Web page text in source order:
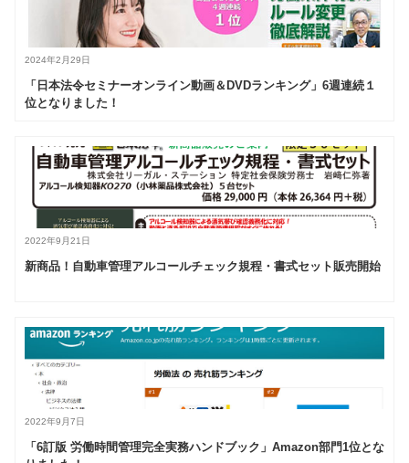
2024年2月29日
「日本法令セミナーオンライン動画＆DVDランキング」6週連続１
位となりました！
2022年9月21日
新商品！自動車管理アルコールチェック規程・書式セット販売開始
2022年9月7日
「6訂版 労働時間管理完全実務ハンドブック」Amazon部門1位とな